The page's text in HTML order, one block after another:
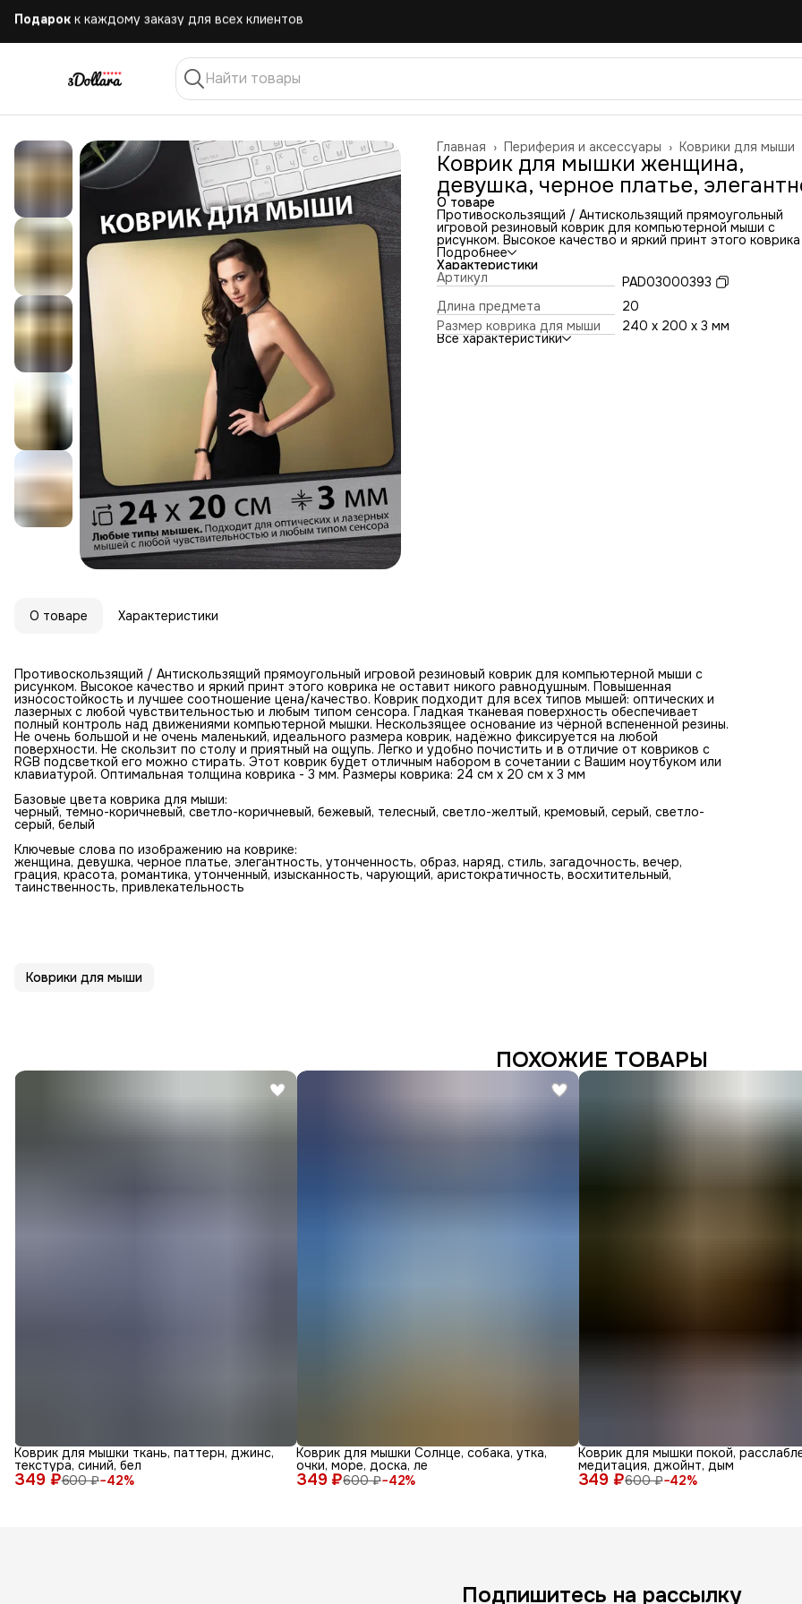
Бесплатная доставка при заказе от 10.000 руб.
Коврики для мыши
Периферия и аксессуары ›
Главная ›
Коврик для мышки женщина,
девушка, черное платье,
О товаре
Противоскользящий / Антискользящий прямоугольный
игровой резиновый коврик для компьютерной мыши с
рисунком. Высокое качество и яркий принт этого коврика
оставит никого равнодушным. Повышенная
и лучшее соотношение цена/качество. Коврик подходит
всех типов мышей: оптических и лазерных с любой
чувствительностью и любым типом сенсора. Гладкая
тканевая поверхность обеспечивает полный контроль над
движениями компьютерной мышки. Нескользящее
из чёрной вспененной резины. Не очень большой и не
маленький, идеального размера коврик, надёжно
Подробнее
Характеристики
Артикул
PAD03000393
Длина предмета
20
Размер коврика для мыши
240 x 200 x 3 мм
Все характеристики
О товаре Характеристики
Противоскользящий / Антискользящий прямоугольный игровой резиновый коврик для компьютерной мыши с
рисунком. Высокое качество и яркий принт этого коврика не оставит никого равнодушным. Повышенная
износостойкость и лучшее соотношение цена/качество. Коврик подходит для всех типов мышей: оптических и
лазерных с любой чувствительностью и любым типом сенсора. Гладкая тканевая поверхность обеспечивает
полный контроль над движениями компьютерной мышки. Нескользящее основание из чёрной вспененной резины.
Не очень большой и не очень маленький, идеального размера коврик, надёжно фиксируется на любой
поверхности. Не скользит по столу и приятный на ощупь. Легко и удобно почистить и в отличие от ковриков с
RGB подсветкой его можно стирать. Этот коврик будет отличным набором в сочетании с Вашим ноутбуком или
клавиатурой. Оптимальная толщина коврика - 3 мм. Размеры коврика: 24 см x 20 см x 3 мм
Базовые цвета коврика для мыши:
черный, темно-коричневый, светло-коричневый, бежевый, телесный, светло-желтый, кремовый, серый, светло-
серый, белый
Ключевые слова по изображению на коврике:
женщина, девушка, черное платье, элегантность, утонченность, образ, наряд, стиль, загадочность, вечер,
грация, красота, романтика, утонченный, изысканность, чарующий, аристократичность, восхитительный,
таинственность, привлекательность
Коврики для мыши
ПОХОЖИЕ ТОВАРЫ
349 ₽600 ₽−42%
Коврик для мышки ткань, паттерн, джинс,
текстура, синий, бел
349 ₽600 ₽−42%
Коврик для мышки Солнце, собака, утка,
очки, море, доска, ле
349 ₽600 ₽−42%
Коврик для мышки покой,
медитация, джойнт, дым
Подпишитесь на рассылку